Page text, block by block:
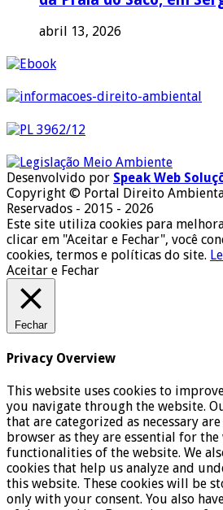
abril 13, 2026
Desenvolvido por Speak Web
Copyright © Portal Direito
Reservados - 2015 - 2026
Este site utiliza cookies para
clicar em "Aceitar e Fechar", você
cookies, termos e políticas do site.
Aceitar e Fechar
Fechar
Privacy Overview
This website uses cookies to
you navigate through the website.
that are categorized as necessary
browser as they are essential for
functionalities of the website. We
cookies that help us analyze and
this website. These cookies will be
only with your consent. You also